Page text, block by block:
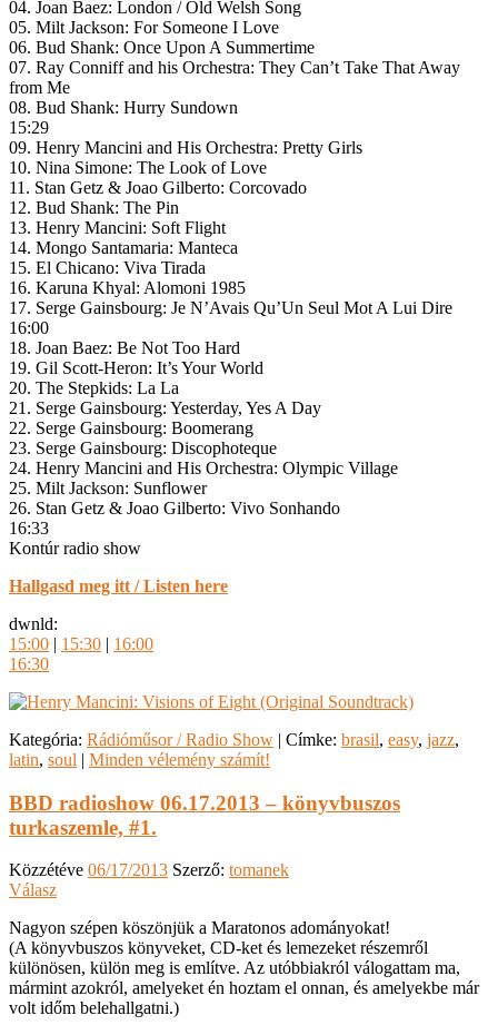
04. Joan Baez: London / Old Welsh Song
05. Milt Jackson: For Someone I Love
06. Bud Shank: Once Upon A Summertime
07. Ray Conniff and his Orchestra: They Can’t Take That Away
from Me
08. Bud Shank: Hurry Sundown
15:29
09. Henry Mancini and His Orchestra: Pretty Girls
10. Nina Simone: The Look of Love
11. Stan Getz & Joao Gilberto: Corcovado
12. Bud Shank: The Pin
13. Henry Mancini: Soft Flight
14. Mongo Santamaria: Manteca
15. El Chicano: Viva Tirada
16. Karuna Khyal: Alomoni 1985
17. Serge Gainsbourg: Je N’Avais Qu’Un Seul Mot A Lui Dire
16:00
18. Joan Baez: Be Not Too Hard
19. Gil Scott-Heron: It’s Your World
20. The Stepkids: La La
21. Serge Gainsbourg: Yesterday, Yes A Day
22. Serge Gainsbourg: Boomerang
23. Serge Gainsbourg: Discophoteque
24. Henry Mancini and His Orchestra: Olympic Village
25. Milt Jackson: Sunflower
26. Stan Getz & Joao Gilberto: Vivo Sonhando
16:33
Kontúr radio show
Hallgasd meg itt / Listen here
dwnld:
15:00 | 15:30 | 16:00
16:30
Kategória: Rádióműsor / Radio Show | Címke: brasil, easy, jazz,
latin, soul | Minden vélemény számít!
BBD radioshow 06.17.2013 – könyvbuszos
turkaszemle, #1.
Közzétéve 06/17/2013 Szerző: tomanek
Válasz
Nagyon szépen köszönjük a Maratonos adományokat!
(A könyvbuszos könyveket, CD-ket és lemezeket részemről
különösen, külön meg is említve. Az utóbbiakról válogattam ma,
mármint azokról, amelyeket én hoztam el onnan, és amelyekbe már
volt időm belehallgatni.)